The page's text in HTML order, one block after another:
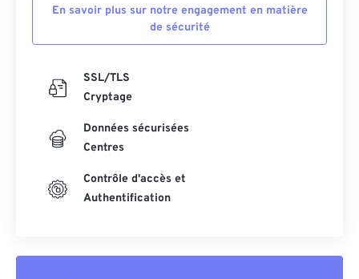
En savoir plus sur notre engagement en matière
de sécurité
SSL/TLS
Cryptage
Données sécurisées
Centres
Contrôle d'accès et
Authentification